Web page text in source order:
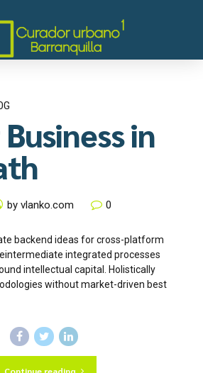
in
by vlanko.com 0
backend ideas for cross-platform
integrated processes
intellectual capital. Holistically
without market-driven best